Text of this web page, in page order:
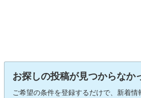
お探しの投稿が見つからなか
ご希望の条件を登録するだけで、新着情